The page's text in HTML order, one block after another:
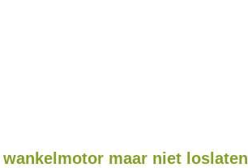
wankelmotor maar niet loslaten